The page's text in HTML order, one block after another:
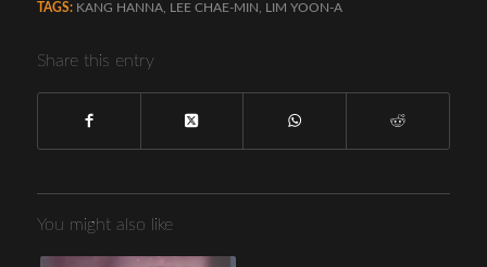
TAGS: KANG HANNA, LEE CHAE-MIN LIM YOON-A
Share this entry
You might also like